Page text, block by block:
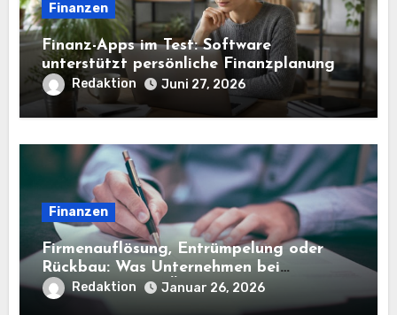
Finanzen
Finanz-Apps im Test: Software
unterstützt persönliche Finanzplanung
Redaktion Juni 27, 2026
Finanzen
Firmenauflösung, Entrümpelung oder
Rückbau: Was Unternehmen bei
Entsorgung und Übergabe beachten
müssen
Redaktion Januar 26, 2026